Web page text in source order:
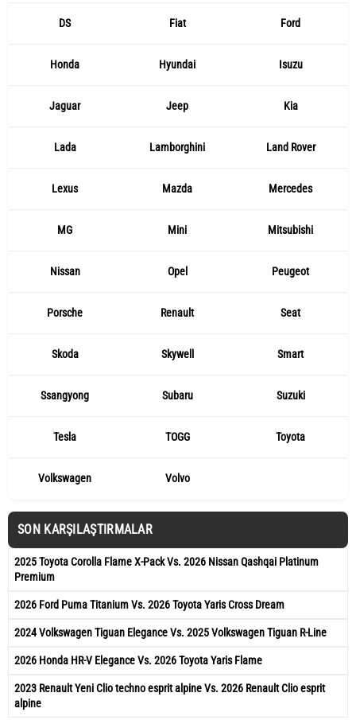
DS Fiat Ford
Honda Hyundai Isuzu
Jaguar Jeep Kia
Lada Lamborghini Land Rover
Lexus Mazda Mercedes
MG Mini Mitsubishi
Nissan Opel Peugeot
Porsche Renault Seat
Skoda Skywell Smart
Ssangyong Subaru Suzuki
Tesla TOGG Toyota
Volkswagen Volvo
SON KARŞILAŞTIRMALAR
2025 Toyota Corolla Flame X-Pack Vs. 2026 Nissan Qashqai Platinum
Premium
2026 Ford Puma Titanium Vs. 2026 Toyota Yaris Cross Dream
2024 Volkswagen Tiguan Elegance Vs. 2025 Volkswagen Tiguan R-Line
2026 Honda HR-V Elegance Vs. 2026 Toyota Yaris Flame
2023 Renault Yeni Clio techno esprit alpine Vs. 2026 Renault Clio esprit
alpine